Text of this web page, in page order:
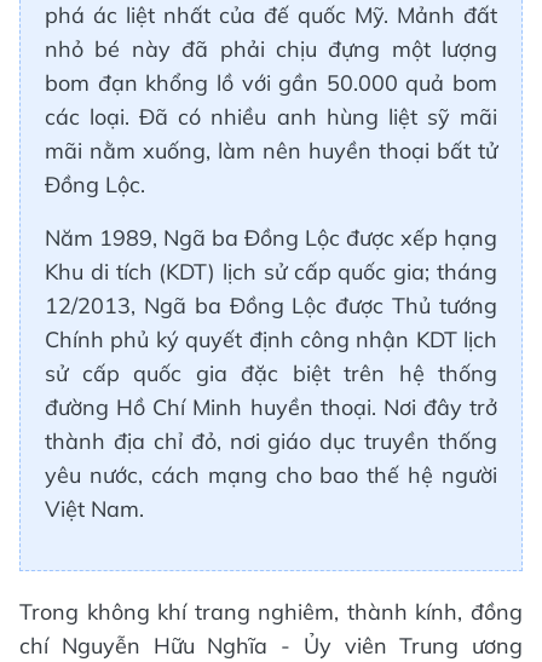
phá ác liệt nhất của đế quốc Mỹ. Mảnh đất
nhỏ bé này đã phải chịu đựng một lượng
bom đạn khổng lồ với gần 50.000 quả bom
các loại. Đã có nhiều anh hùng liệt sỹ mãi
mãi nằm xuống, làm nên huyền thoại bất tử
Đồng Lộc.
Năm 1989, Ngã ba Đồng Lộc được xếp hạng
Khu di tích (KDT) lịch sử cấp quốc gia; tháng
12/2013, Ngã ba Đồng Lộc được Thủ tướng
Chính phủ ký quyết định công nhận KDT lịch
sử cấp quốc gia đặc biệt trên hệ thống
đường Hồ Chí Minh huyền thoại. Nơi đây trở
thành địa chỉ đỏ, nơi giáo dục truyền thống
yêu nước, cách mạng cho bao thế hệ người
Việt Nam.
Trong không khí trang nghiêm, thành kính, đồng
chí Nguyễn Hữu Nghĩa - Ủy viên Trung ương